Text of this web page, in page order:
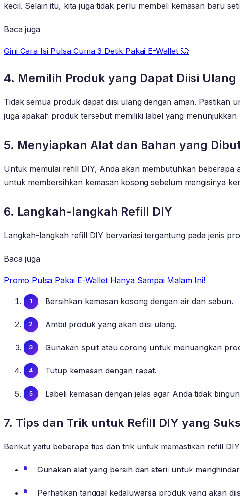
kecil. Selain itu, kita juga tidak perlu membeli kemasan baru
Baca juga
Gini Cara Isi Pulsa Cuma 3 Detik Pakai E-Wallet 💥
4. Memilih Produk yang Dapat Diisi Ulang
Tidak semua produk dapat diisi ulang dengan aman.
juga apakah produk tersebut memiliki label yang
5. Menyiapkan Alat dan Bahan yang
Untuk memulai refill DIY, Anda akan membutuhkan
untuk membersihkan kemasan kosong sebelum mengisinya
6. Langkah-langkah Refill DIY
Langkah-langkah refill DIY bervariasi tergantung pada jenis
Baca juga
Promo Pulsa Pakai E-Wallet Hanya Sampai Malam Ini!
Bersihkan kemasan kosong dengan air dan sabun.
Ambil produk yang akan diisi ulang.
Gunakan spuit atau corong untuk menuangkan
Tutup kemasan dengan rapat.
Labeli kemasan dengan jelas agar Anda tidak
7. Tips dan Trik untuk Refill DIY yang
Berikut yaitu beberapa tips dan trik untuk memastikan refill
Gunakan alat yang bersih dan steril untuk
Perhatikan tanggal kedaluwarsa produk yang akan